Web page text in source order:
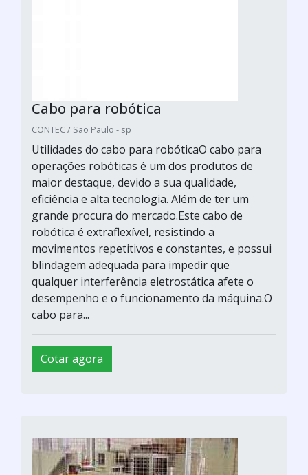
Cabo para robótica
CONTEC / São Paulo - sp
Utilidades do cabo para robóticaO cabo para
operações robóticas é um dos produtos de
maior destaque, devido a sua qualidade,
eficiência e alta tecnologia. Além de ter um
grande procura do mercado.Este cabo de
robótica é extraflexível, resistindo a
movimentos repetitivos e constantes, e possui
blindagem adequada para impedir que
qualquer interferência eletrostática afete o
desempenho e o funcionamento da máquina.O
cabo para...
Cotar agora